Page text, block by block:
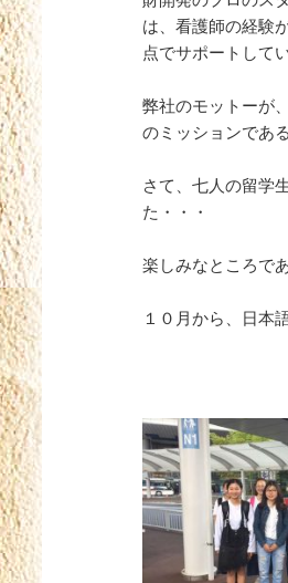
は、看護師の経験
点でサポートしてい
弊社のモットーが
のミッションである
さて、七人の留学
た・・・
楽しみなところであ
１０月から、日本